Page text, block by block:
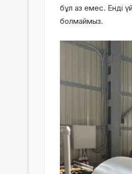
бұл аз емес. Енді
болмаймыз.